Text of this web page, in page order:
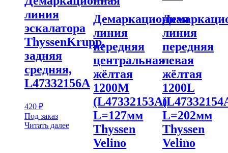
линия
эскалатора
ThyssenKrupp,
задняя
средняя,
L47332156A
420 ₽
Под заказ
Читать далее
Демаркационная
линия
передняя
центральная
жёлтая
1200M
(L47332153A)
L=127мм
Thyssen
Velino
линия
передняя
левая
жёлтая
1200L
L=202мм
Thyssen
Velino